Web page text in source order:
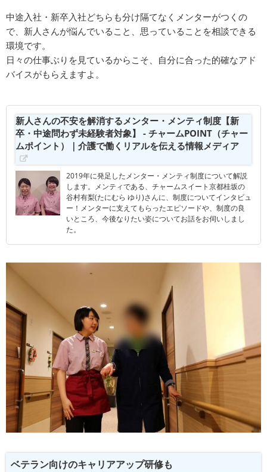
中途入社・新卒入社どちらも分け隔てなくメンターがつくの
で、新人さんが悩んでいること、思っていることを相談できる
環境です。
日々の仕事ぶりを見ているからこそ、自分に合った的確なアド
バイスがもらえますよ。
新人さんの不安を解消するメンター・メンティ制度【新
卒・中途問わず未経験者対象】 - チャームPOINT（チャー
ムポイント）｜介護で働くリアルを伝える情報メディア
2019年に発足したメンター・メンティ制度について解説
します。メンティである、チャームスイート京都桂坂の
谷村有梨(たにむら ゆり)さんに、制度についてインタビュ
ー！メンターに支えてもらったエピソードや、制度の良
いところ、今後なりたい姿についてお話をお伺いしまし
た。
ベテラン向けのキャリアアップ研修も